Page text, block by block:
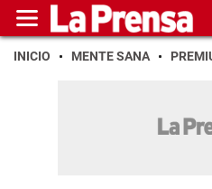
INICIO MENTE SANA